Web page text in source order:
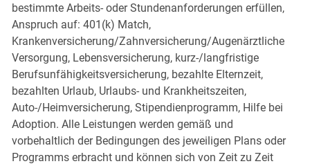
bestimmte Arbeits- oder Stundenanforderungen erfüllen,
Anspruch auf: 401(k) Match,
Krankenversicherung/Zahnversicherung/Augenärztliche
Versorgung, Lebensversicherung, kurz-/langfristige
Berufsunfähigkeitsversicherung, bezahlte Elternzeit,
bezahlten Urlaub, Urlaubs- und Krankheitszeiten,
Auto-/Heimversicherung, Stipendienprogramm, Hilfe bei
Adoption. Alle Leistungen werden gemäß und
vorbehaltlich der Bedingungen des jeweiligen Plans oder
Programms erbracht und können sich von Zeit zu Zeit